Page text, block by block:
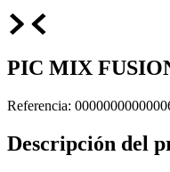
PIC MIX
Referencia:
Descripción del